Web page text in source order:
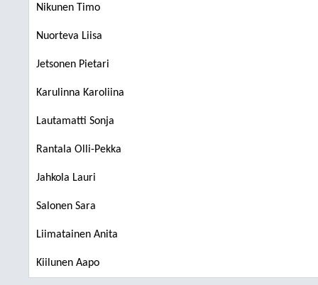
Nikunen Timo
Nuorteva Liisa
Jetsonen Pietari
Karulinna Karoliina
Lautamatti Sonja
Rantala Olli-Pekka
Jahkola Lauri
Salonen Sara
Liimatainen Anita
Kiilunen Aapo